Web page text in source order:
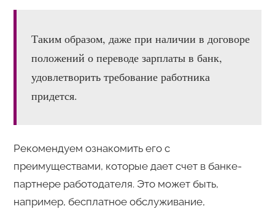
Таким образом, даже при наличии в договоре
положений о переводе зарплаты в банк,
удовлетворить требование работника
придется.
Рекомендуем ознакомить его с
преимуществами, которые дает счет в банке-
партнере работодателя. Это может быть,
например, бесплатное обслуживание,